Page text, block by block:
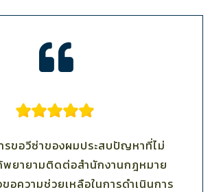
รขอวีซ่าของผมประสบปัญหาที่ไม่
พยายามติดต่อสำนักงานกฎหมาย
อความช่วยเหลือในการดำเนินการ